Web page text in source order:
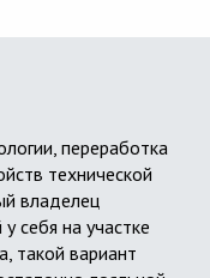
переработка
технической
владелец
себя на участке
такой вариант